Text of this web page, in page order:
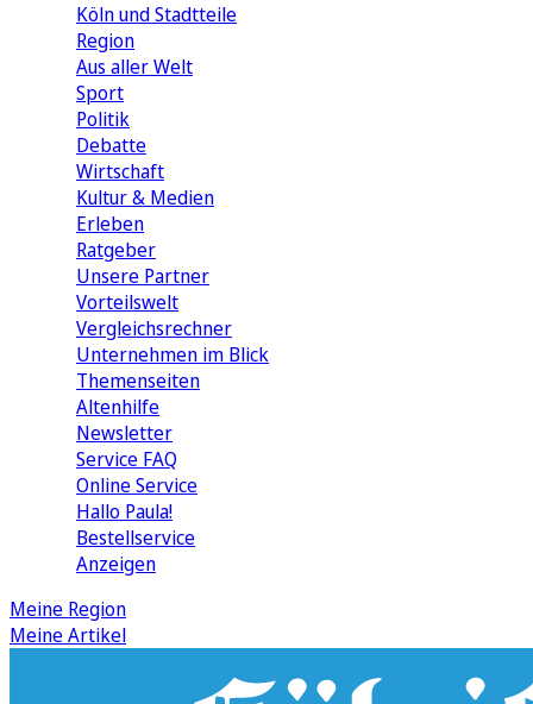
Köln und Stadtteile
Region
Aus aller Welt
Sport
Politik
Debatte
Wirtschaft
Kultur & Medien
Erleben
Ratgeber
Unsere Partner
Vorteilswelt
Vergleichsrechner
Unternehmen im Blick
Themenseiten
Altenhilfe
Newsletter
Service FAQ
Online Service
Hallo Paula!
Bestellservice
Anzeigen
Meine Region
Meine Artikel